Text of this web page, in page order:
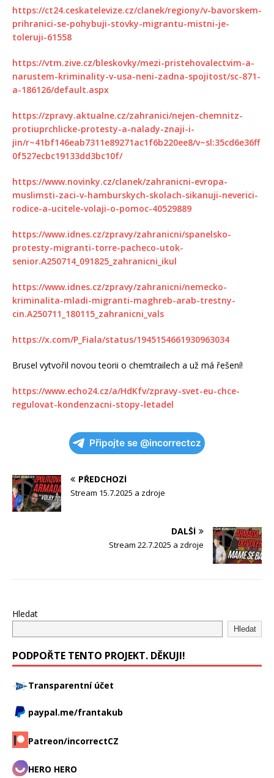
https://ct24.ceskatelevize.cz/clanek/regiony/v-bavorskem-
prihranici-se-pohybuji-stovky-migrantu-mistni-je-
toleruji-61558
https://vtm.zive.cz/bleskovky/mezi-pristehovalectvim-a-
narustem-kriminality-v-usa-neni-zadna-spojitost/sc-871-
a-186126/default.aspx
https://zpravy.aktualne.cz/zahranici/nejen-chemnitz-
protiuprchlicke-protesty-a-nalady-znaji-i-
jin/r~41bf146eab7311e89271ac1f6b220ee8/v~sl:35cd6e36ff
0f527ecbc19133dd3bc10f/
https://www.novinky.cz/clanek/zahranicni-evropa-
muslimsti-zaci-v-hamburskych-skolach-sikanuji-neverici-
rodice-a-ucitele-volaji-o-pomoc-40529889
https://www.idnes.cz/zpravy/zahranicni/spanelsko-
protesty-migranti-torre-pacheco-utok-
senior.A250714_091825_zahranicni_ikul
https://www.idnes.cz/zpravy/zahranicni/nemecko-
kriminalita-mladi-migranti-maghreb-arab-trestny-
cin.A250711_180115_zahranicni_vals
https://x.com/P_Fiala/status/1945154661930963034
Brusel vytvořil novou teorii o chemtrailech a už má řešení!
https://www.echo24.cz/a/HdKfv/zpravy-svet-eu-chce-
regulovat-kondenzacni-stopy-letadel
Připojte se @incorrectcz
PŘEDCHOZÍ
Stream 15.7.2025 a zdroje
DALŠÍ
Stream 22.7.2025 a zdroje
Hledat
Hledat
PODPOŘTE TENTO PROJEKT. DĚKUJI!
Transparentní účet
paypal.me/frantakub
Patreon/incorrectCZ
HERO HERO